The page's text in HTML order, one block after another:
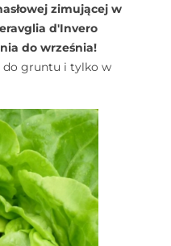
zimującej w
d'Invero
do września!
do gruntu i tylko w